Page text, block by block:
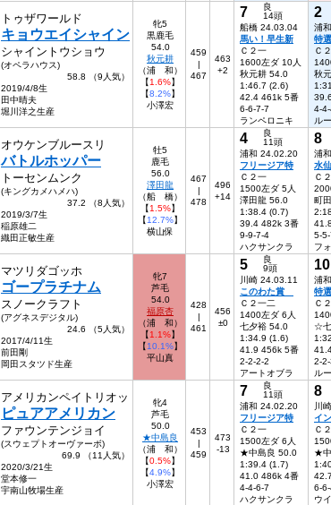
トゥザワールド
キョウエイシャイン
シャイントウショウ
(オペラハウス)
58.8 （9人気）
2019/4/8生
田中晴夫
堀川洋之生産
牝5
黒鹿毛
54.0
秋元耕
（浦 和）
【1.6%】
【8.2%】
小澤宏
459
|
467
463
+2
7
良
14頭
船橋 24.03.04
馬い！早生新
Ｃ２一
1600左ダ 10人
秋元耕 54.0
1:46.7 (2.6)
42.4 461k 5番
6-6-7-7
ランペロニキ
2
浦
特
Ｃ
秋
4-
ル
オウケンブルースリ
バトルホッパー
トーセンムンク
(キングカメハメハ)
37.2 （8人気）
2019/3/7生
稲原雄二
織田正敏生産
牡5
鹿毛
56.0
澤田龍
（船 橋）
【1.5%】
【12.7%】
横山保
467
|
478
496
+14
4
良
11頭
浦和 24.02.20
フリージア特
Ｃ２一
1500左ダ 5人
澤田龍 56.0
1:38.4 (0.7)
39.4 482k 3番
9-9-7-4
ハクサンクラ
8
浦
水
Ｃ２
町
5-
フ
マツリダゴッホ
ゴープラチナム
スノークラフト
(アグネスデジタル)
24.6 （5人気）
2017/4/11生
前田剛
岡田スタツド生産
牝7
芦毛
54.0
福原杏
（浦 和）
【1.1%】
【10.1%】
平山真
428
|
461
456
±0
5
良
9頭
川崎 24.03.11
このわた賞
Ｃ２一二
1400左ダ 6人
七夕裕 54.0
1:34.9 (1.6)
41.9 456k 5番
2-2-2-2
アートオブラ
10
浦
特
Ｃ
☆
2-
ル
アメリカンペイトリオッ
ピュアアメリカン
ファウンテンジョイ
(スウェプトオーヴァーボ)
69.9 （11人気）
2020/3/21生
堂本修一
宇南山牧場生産
牝4
芦毛
50.0
★中島良
（浦 和）
【0.5%】
【4.9%】
小澤宏
453
|
459
473
-13
7
良
11頭
浦和 24.02.20
フリージア特
Ｃ２一
1500左ダ 6人
★中島良 50.0
1:39.4 (1.7)
41.0 486k 4番
4-4-6-7
ハクサンクラ
8
川
イ
Ｃ
★
6-
ウ